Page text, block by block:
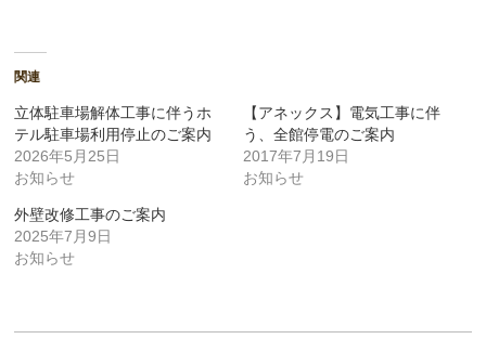
ン
ド
ウ
で
開
す)
関連
立体駐車場解体工事に伴うホ
テル駐車場利用停止のご案内
2026年5月25日
お知らせ
【アネックス】電気工事に伴
う、全館停電のご案内
2017年7月19日
お知らせ
外壁改修工事のご案内
2025年7月9日
お知らせ